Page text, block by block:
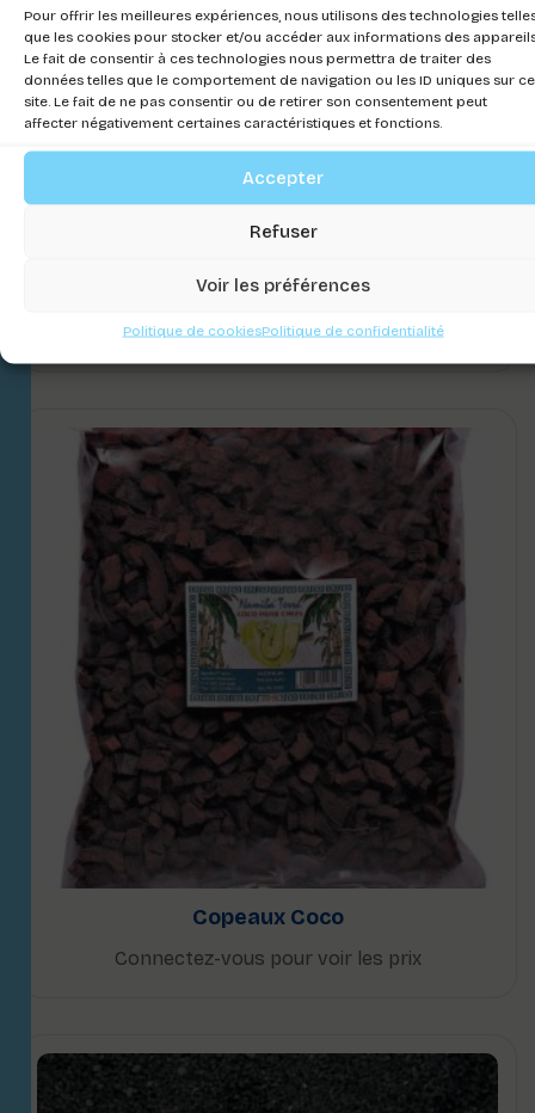
Pour offrir les meilleures expériences, nous utilisons des technologies
que les cookies pour stocker et/ou accéder aux informations des
Le fait de consentir à ces technologies nous permettra de traiter des
données telles que le comportement de navigation ou les ID uniques sur ce
site. Le fait de ne pas consentir ou de retirer son consentement peut
affecter négativement certaines caractéristiques et fonctions.
Accepter
Refuser
Voir les préférences
Politique de cookiesPolitique de confidentialité
Pine Bark
Connectez-vous pour voir les prix
Copeaux Coco
Connectez-vous pour voir les prix